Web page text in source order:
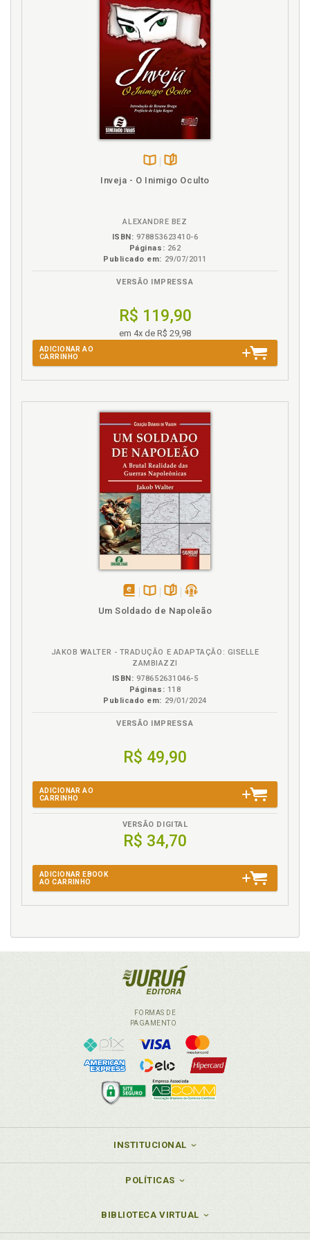
Inveja - O Inimigo Oculto
ALEXANDRE BEZ
ISBN: 978853623410-6
Páginas: 262
Publicado em: 29/07/2011
VERSÃO IMPRESSA
R$ 119,90
em 4x de R$ 29,98
ADICIONAR AO
CARRINHO
Um Soldado de Napoleão
JAKOB WALTER - TRADUÇÃO E ADAPTAÇÃO: GISELLE
ZAMBIAZZI
ISBN: 978652631046-5
Páginas: 118
Publicado em: 29/01/2024
VERSÃO IMPRESSA
R$ 49,90
ADICIONAR AO
CARRINHO
VERSÃO DIGITAL
R$ 34,70
ADICIONAR EBOOK
AO CARRINHO
FORMAS DE
PAGAMENTO
INSTITUCIONAL
POLÍTICAS
BIBLIOTECA VIRTUAL